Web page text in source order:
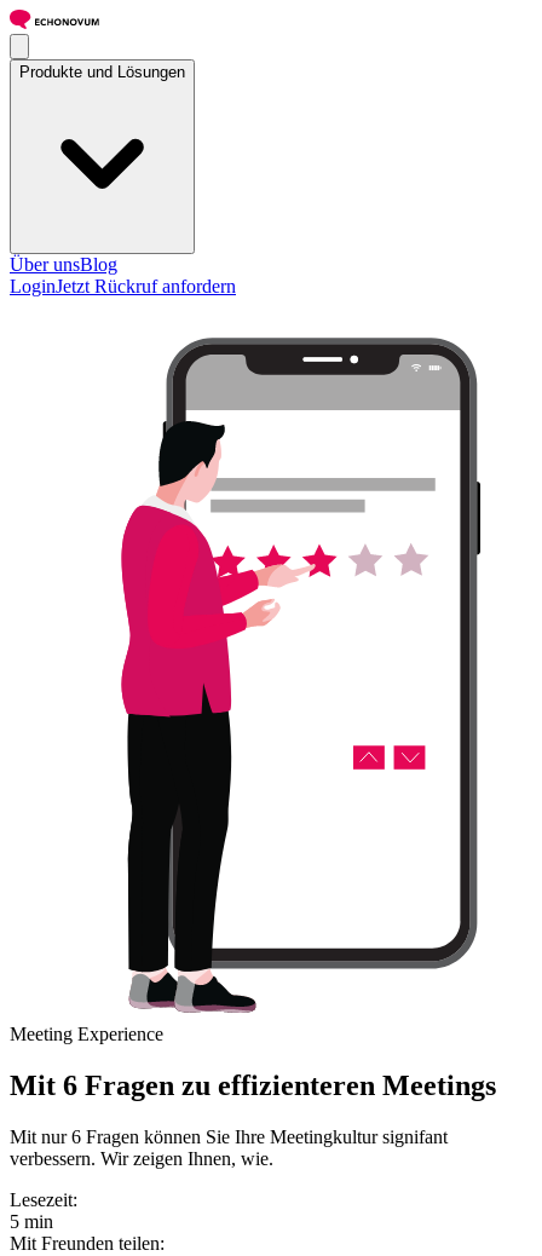
Produkte und Lösungen
Über unsBlog
LoginJetzt Rückruf anfordern
Meeting Experience
Mit 6 Fragen zu effizienteren Meetings
Mit nur 6 Fragen können Sie Ihre Meetingkultur signifant
verbessern. Wir zeigen Ihnen, wie.
Lesezeit:
5 min
Mit Freunden teilen: